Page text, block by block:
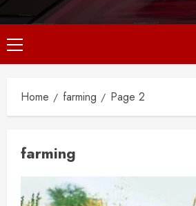
Primary
Menu
Home farming Page 2
farming